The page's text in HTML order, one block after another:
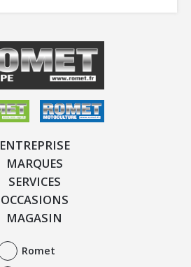
ENTREPRISE
MARQUES
SERVICES
OCCASIONS
MAGASIN
Romet